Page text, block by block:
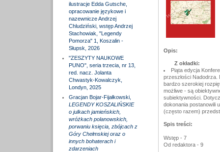
ilustracje Edda Gutsche,
opracowanie językowe i
nazewnicze Andrzej
Chludziński, wstęp Andrzej
Stachowiak, "Legendy
Pomorza" 1, Koszalin -
Słupsk, 2026
"ZESZYTY NAUKOWE
PUNO", seria trzecia, nr 13,
red. nacz. Jolanta
Chwastyk-Kowalczyk,
Londyn, 2025
Gracjan Bojar-Fijałkowski,
LEGENDY KOSZALIŃSKIE
o julkach jamieńskich,
wróżkach polanowskich,
porwaniu księcia, zbójcach z
Góry Chełmskiej oraz o
innych bohaterach i
zdarzeniach
Opis:
Z okładki:
Piąta edycja
przeszłości
bardzo szerokiej
możliwe - są
subiektywności.
dokonania postanowili
(często razem)
Spis treści:
Wstęp - 7
Od redaktora - 9